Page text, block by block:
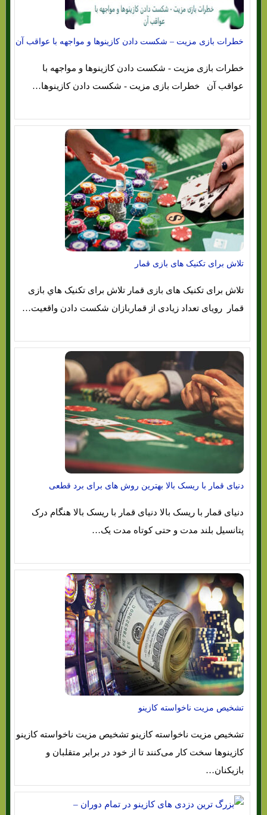
خطرات بازی مزیت – شکست دادن کازینوها و مواجهه با عواقب آن
خطرات بازی مزیت - شکست دادن کازینوها و مواجهه با
عواقب آن خطرات بازی مزیت - شکست دادن کازینوها…
تلاش برای تکنیک های بازی قمار
تلاش برای تکنیک های بازی قمار تلاش برای تکنیک هاي‌ بازی
قمار رویای تعداد زیادی از قماربازان شکست دادن واقعیت…
دنیای قمار با ریسک بالا بهترین روش های برای برد قطعی
دنیای قمار با ریسک بالا دنیای قمار با ریسک بالا هنگام درک
پتانسیل بلند مدت و حتی کوتاه مدت یک…
تشخیص مزیت ناخواسته کازینو
تشخیص مزیت ناخواسته کازینو تشخیص مزیت ناخواسته کازینو
کازینوها سخت کار می‌کنند تا از خود در برابر متقلبان و
بازیکنان…